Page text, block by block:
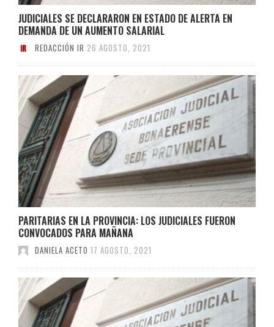
JUDICIALES SE DECLARARON EN ESTADO DE ALERTA EN
DEMANDA DE UN AUMENTO SALARIAL
REDACCIÓN IR 26 AGOSTO, 2021
PARITARIAS EN LA PROVINCIA: LOS JUDICIALES FUERON
CONVOCADOS PARA MAÑANA
DANIELA ACETO 17 AGOSTO, 2021